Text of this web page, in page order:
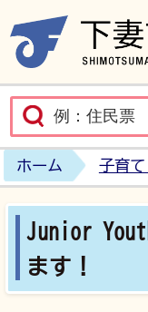
ホーム 子育
Junior
ます！